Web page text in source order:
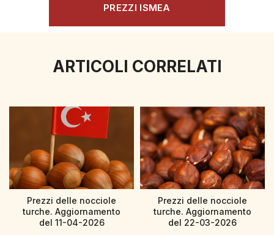
PREZZI ISMEA
ARTICOLI CORRELATI
Prezzi delle nocciole
turche. Aggiornamento
del 11-04-2026
Prezzi delle nocciole
turche. Aggiornamento
del 22-03-2026